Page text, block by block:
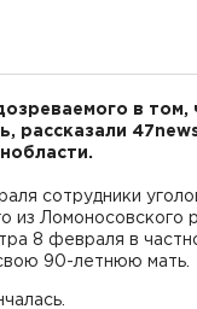
в том,
рассказали
сотрудники
из Ломоносовского
8 февраля в
90-летнюю мать.